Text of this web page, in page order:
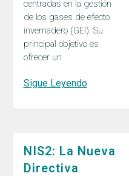
centradas en la gestión
de los gases de efecto
invernadero (GEI). Su
principal objetivo es
ofrecer un
Sigue Leyendo
NIS2: La Nueva
Directiva